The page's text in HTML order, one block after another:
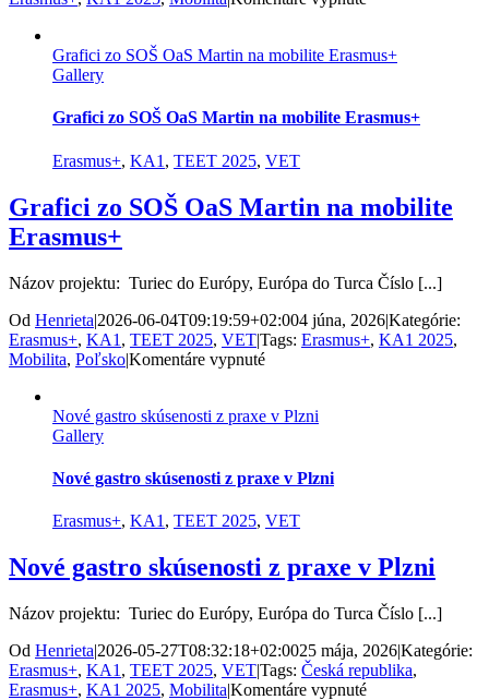
Jičína
ekonomiky
Grafici zo SOŠ OaS Martin na mobilite Erasmus+
Gallery
Grafici zo SOŠ OaS Martin na mobilite Erasmus+
Erasmus+, KA1 , TEET 2025, VET
Grafici zo SOŠ OaS Martin na mobilite
Erasmus+
Názov projektu: Turiec do Európy, Európa do Turca Číslo [...]
Od Henrieta|2026-06-04T09:19:59+02:004 júna, 2026|Kategórie:
Erasmus+, KA1 , TEET 2025, VET|Tags: Erasmus+, KA1 2025,
Mobilita, Poľsko|Komentáre vypnuténa
SOŠ
na
Erasmus+
Nové gastro skúsenosti z praxe v Plzni
Gallery
Nové gastro skúsenosti z praxe v Plzni
Erasmus+, KA1 , TEET 2025, VET
Nové gastro skúsenosti z praxe v Plzni
Názov projektu: Turiec do Európy, Európa do Turca Číslo [...]
Od Henrieta|2026-05-27T08:32:18+02:0025 mája, 2026|Kategórie:
Erasmus+, KA1 , TEET 2025, VET|Tags: Česká republika,
Erasmus+, KA1 2025, Mobilita|Komentáre vypnuténa